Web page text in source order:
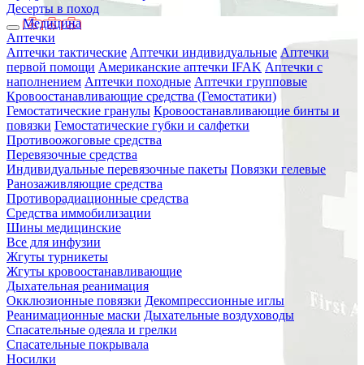
Десерты в поход
Медицина
Аптечки
Аптечки тактические Аптечки индивидуальные Аптечки
первой помощи Американские аптечки IFAK Аптечки с
наполнением Аптечки походные Аптечки групповые
Кровоостанавливающие средства (Гемостатики)
Гемостатические гранулы Кровоостанавливающие бинты и
повязки Гемостатические губки и салфетки
Противоожоговые средства
Перевязочные средства
Индивидуальные перевязочные пакеты Повязки гелевые
Ранозаживляющие средства
Противорадиационные средства
Средства иммобилизации
Шины медицинские
Все для инфузии
Жгуты турникеты
Жгуты кровоостанавливающие
Дыхательная реанимация
Окклюзионные повязки Декомпрессионные иглы
Реанимационные маски Дыхательные воздуховоды
Спасательные одеяла и грелки
Спасательные покрывала
Носилки